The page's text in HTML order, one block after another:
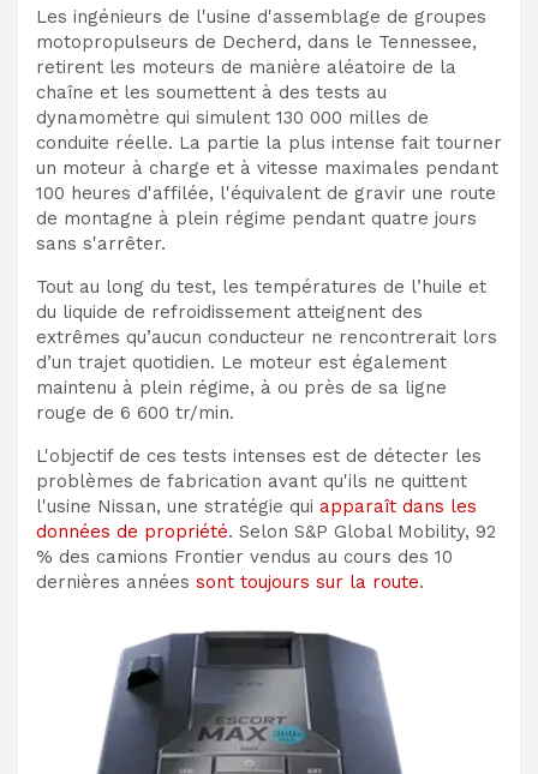
Les ingénieurs de l'usine d'assemblage de groupes
motopropulseurs de Decherd, dans le Tennessee,
retirent les moteurs de manière aléatoire de la
chaîne et les soumettent à des tests au
dynamomètre qui simulent 130 000 milles de
conduite réelle. La partie la plus intense fait tourner
un moteur à charge et à vitesse maximales pendant
100 heures d'affilée, l'équivalent de gravir une route
de montagne à plein régime pendant quatre jours
sans s'arrêter.
Tout au long du test, les températures de l’huile et
du liquide de refroidissement atteignent des
extrêmes qu’aucun conducteur ne rencontrerait lors
d’un trajet quotidien. Le moteur est également
maintenu à plein régime, à ou près de sa ligne
rouge de 6 600 tr/min.
L'objectif de ces tests intenses est de détecter les
problèmes de fabrication avant qu'ils ne quittent
l'usine Nissan, une stratégie qui apparaît dans les
données de propriété. Selon S&P Global Mobility, 92
% des camions Frontier vendus au cours des 10
dernières années sont toujours sur la route.